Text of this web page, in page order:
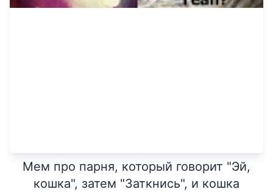
Мем про парня, который говорит "Эй,
кошка", затем "Заткнись", и кошка